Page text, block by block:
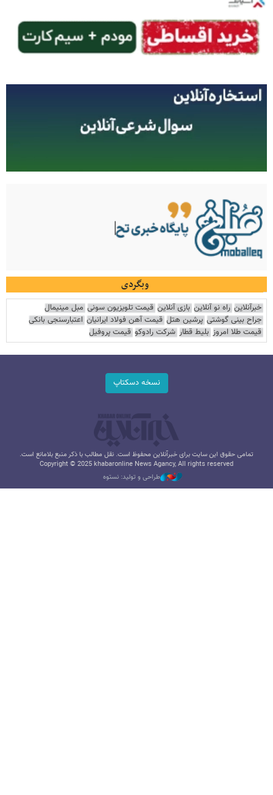
وبگردی
خبرآنلاین راه نو آنلاین بازی آنلاین قیمت تلویزیون سونی مبل مینیمال
جراح بینی گوشتی پرشین هتل قیمت آهن فولاد ایرانیان اعتبارسنجی بانکی
قیمت طلا امروز بلیط قطار شرکت رادوکو قیمت پروفیل
نسخه دسکتاپ
تمامی حقوق این سایت برای خبرآنلاین محفوظ است. نقل مطالب با ذکر منبع بلامانع است.
Copyright © 2025 khabaronline News Agancy, All rights reserved
طراحی و تولید: نستوه